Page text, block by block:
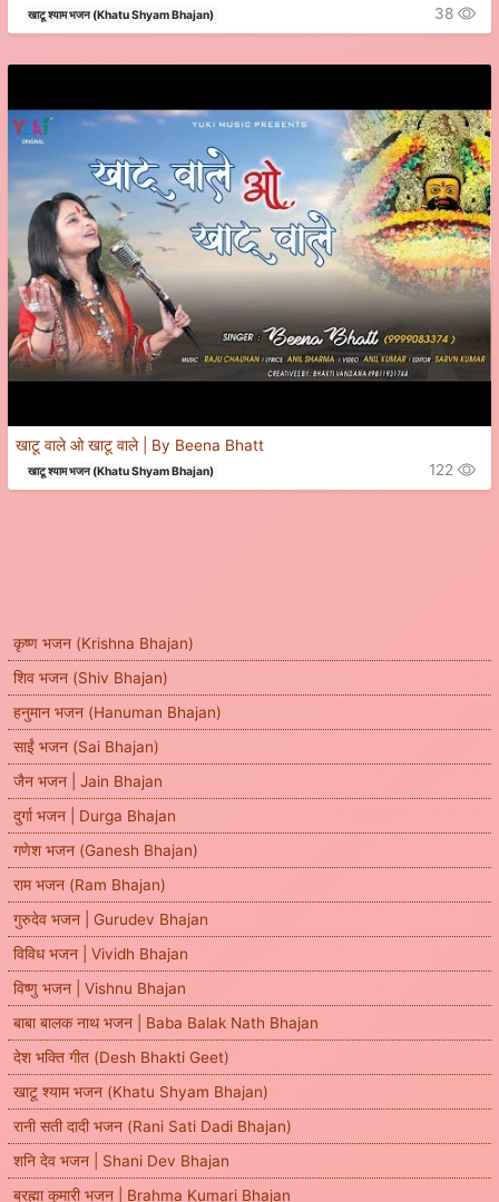
कृष्ण भजन (Krishna Bhajan)
शिव भजन (Shiv Bhajan)
हनुमान भजन (Hanuman Bhajan)
साईं भजन (Sai Bhajan)
जैन भजन | Jain Bhajan
दुर्गा भजन | Durga Bhajan
गणेश भजन (Ganesh Bhajan)
राम भजन (Ram Bhajan)
गुरुदेव भजन | Gurudev Bhajan
विविध भजन | Vividh Bhajan
विष्णु भजन | Vishnu Bhajan
बाबा बालक नाथ भजन | Baba Balak Nath Bhajan
देश भक्ति गीत (Desh Bhakti Geet)
खाटू श्याम भजन (Khatu Shyam Bhajan)
रानी सती दादी भजन (Rani Sati Dadi Bhajan)
शनि देव भजन | Shani Dev Bhajan
ब्रह्मा कुमारी भजन | Brahma Kumari Bhajan
खाटू श्याम भजन (Khatu Shyam Bhajan) 38
खाटू वाले ओ खाटू वाले | By Beena Bhatt
खाटू श्याम भजन (Khatu Shyam Bhajan) 122